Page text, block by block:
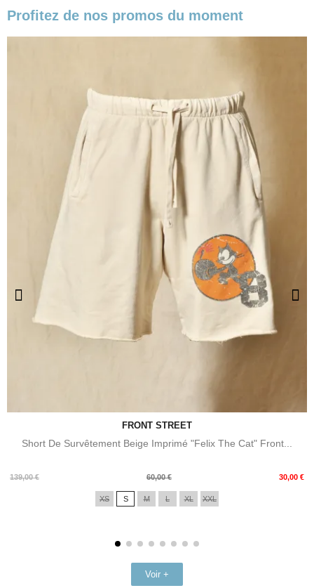
Profitez de nos promos du moment
FRONT STREET
Short De Survêtement Beige Imprimé "Felix The Cat" Front...
139,00 €
Prix
60,00 € 30,00 €
Prix
XS S M L XL XXL
Voir +